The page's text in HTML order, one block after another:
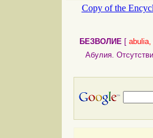
Copy of the
БЕЗВОЛИЕ [ abulia,
Абулия.